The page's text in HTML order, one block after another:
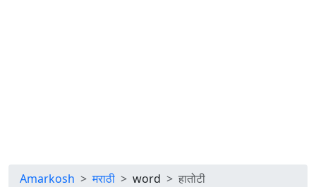
Amarkosh मराठी word हातोटी